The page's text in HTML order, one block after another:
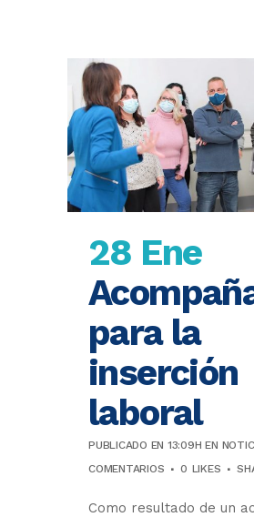
28 Ene
para la
inserción
laboral
PUBLICADO EN 13:09H EN
COMENTARIOS
0 LIKES
Como resultado de un